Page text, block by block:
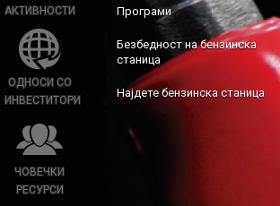
Програми
Безбедност на бензинска
станица
Најдете бензинска станица
АКТИВНОСТИ
ОДНОСИ СО
ИНВЕСТИТОРИ
ЧОВЕЧКИ
РЕСУРСИ